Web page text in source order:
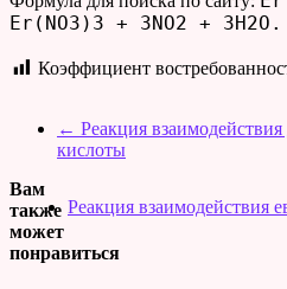
Er(NO3)3 + 3NO2 + 3H2O.
Коэффициент
← Реакция
кислоты
Реакция взаимодействия
Вам
также
может
понравиться